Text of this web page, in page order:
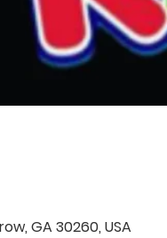
GA 30260, USA